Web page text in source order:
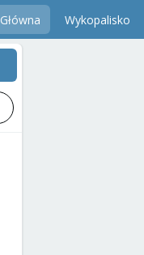
Główna Wykopalisko